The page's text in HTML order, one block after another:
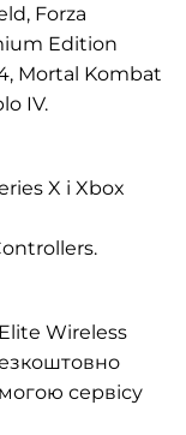
Forza
Edition
Mortal Kombat
IV.
X і Xbox
Wireless
сервісу